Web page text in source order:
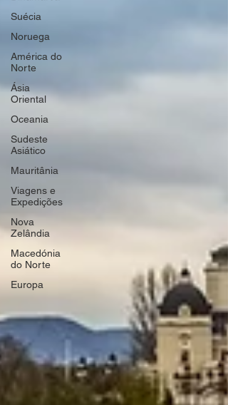
Suécia
Noruega
América do
Norte
Ásia
Oriental
Oceania
Sudeste
Asiático
Mauritânia
Viagens e
Expedições
Nova
Zelândia
Macedónia
do Norte
Europa